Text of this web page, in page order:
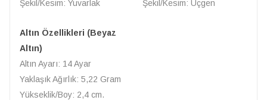
Şekil/Kesim: Yuvarlak
Şekil/Kesim: Üçgen
Altın Özellikleri (Beyaz
Altın)
Altın Ayarı: 14 Ayar
Yaklaşık Ağırlık: 5,22 Gram
Yükseklik/Boy: 2,4 cm.